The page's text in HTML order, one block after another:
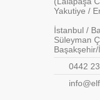
Yakutiye /
İstanbul /
Süleyman
0442